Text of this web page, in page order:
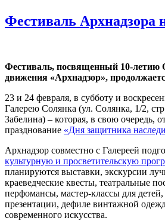
Фестиваль Архнадзора
Фестиваль, посвященный 10-летию
движения «Архнадзор»,
23 и 24 февраля, в субботу и
Галерею Солянка (ул. Солянка, 1/2,
Забелина) – которая, в свою очередь,
празднование «Дня защитника
Архнадзор совместно с Галереей
культурную и просветительскую
планируются выставки, экскурсии
краеведческие квесты, театральные
перфомансы, мастер-классы для
презентации, дефиле винтажной
современного искусства.